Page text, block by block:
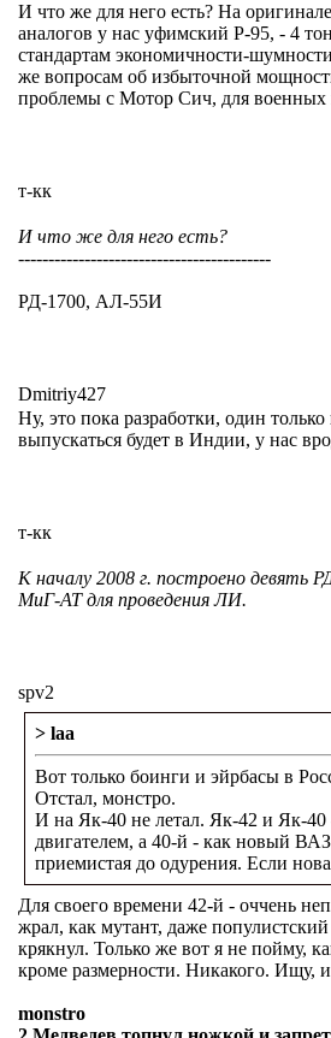
И что же для него есть? На
аналогов у нас уфимский Р-95, - 4
стандартам экономичности-
же вопросам об избыточной
проблемы с Мотор Сич, для
т-кк
И что же для него есть?
------------------------------------------
РД-1700, АЛ-55И
Dmitriy427
Ну, это пока разработки, один
выпускаться будет в Индии, у нас
т-кк
К началу 2008 г. построено девять
МиГ-АТ для проведения ЛИ.
spv2
> laa
Вот только боинги и эйрбасы в
Отстал, монстро.
И на Як-40 не летал. Як-42 и Як-
двигателем, а 40-й - как новый
приемистая до одурения. Если
Для своего времени 42-й - оччень
жрал, как мутант, даже
крякнул. Только же вот я не пойму,
кроме размерности. Никакого.
monstro